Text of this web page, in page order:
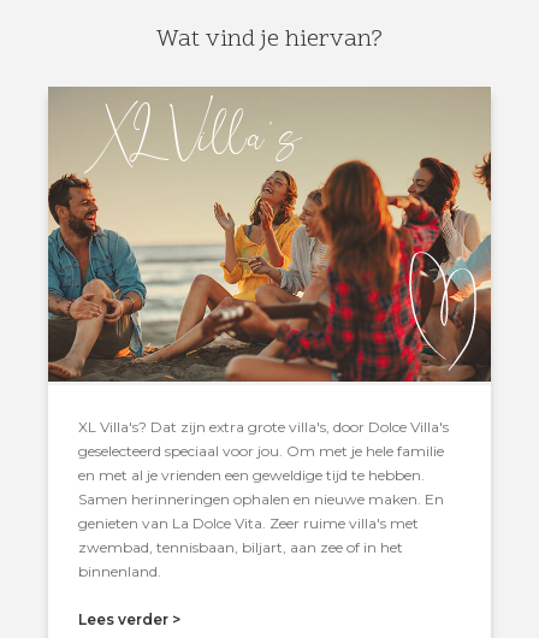
Wat vind je hiervan?
XL Villa' s
XL Villa's? Dat zijn extra grote villa's, door Dolce Villa's
geselecteerd speciaal voor jou. Om met je hele familie
en met al je vrienden een geweldige tijd te hebben.
Samen herinneringen ophalen en nieuwe maken. En
genieten van La Dolce Vita. Zeer ruime villa's met
zwembad, tennisbaan, biljart, aan zee of in het
binnenland.
Lees verder >